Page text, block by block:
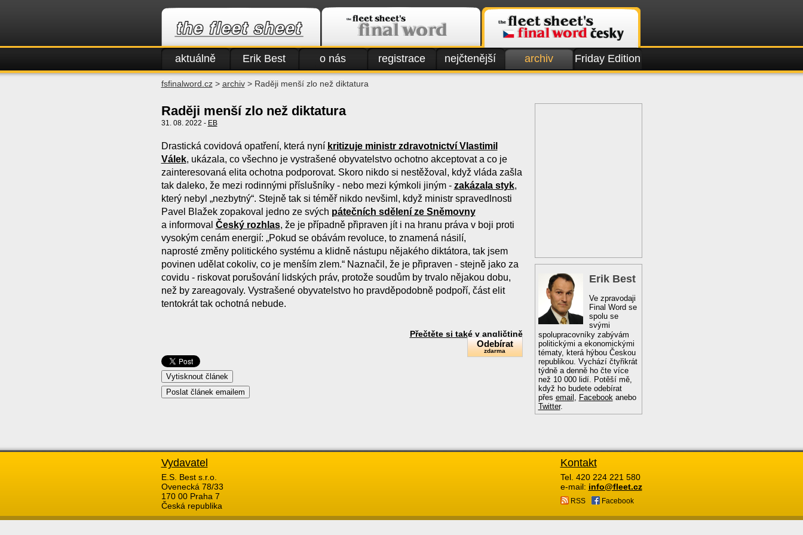
aktuálně Erik Best o nás registrace nejčtenější archiv Friday Edition
fsfinalword.cz> archiv> Raději menší zlo než diktatura
Raději menší zlo než diktatura
31. 08. 2022 - EB
Drastická covidová opatření, která nyní kritizuje ministr zdravotnictví Vlastimil
Válek, ukázala, co všechno je vystrašené obyvatelstvo ochotno akceptovat a co je
zainteresovaná elita ochotna podporovat. Skoro nikdo si nestěžoval, když vláda zašla
tak daleko, že mezi rodinnými příslušníky - nebo mezi kýmkoli jiným - zakázala styk,
který nebyl „nezbytný“. Stejně tak si téměř nikdo nevšiml, když ministr spravedlnosti
Pavel Blažek zopakoval jedno ze svých pátečních sdělení ze Sněmovny
a informoval Český rozhlas, že je případně připraven jít i na hranu práva v boji proti
vysokým cenám energií: „Pokud se obávám revoluce, to znamená násilí,
naprosté změny politického systému a klidně nástupu nějakého diktátora, tak jsem
povinen udělat cokoliv, co je menším zlem.“ Naznačil, že je připraven - stejně jako za
covidu - riskovat porušování lidských práv, protože soudům by trvalo nějakou dobu,
než by zareagovaly. Vystrašené obyvatelstvo ho pravděpodobně podpoří, část elit
tentokrát tak ochotná nebude.
Přečtěte si také v angličtině
Odebírat
zdarma
Erik Best
Ve zpravodaji
Final Word se
spolu se
svými
spolupracovníky zabývám
politickými a ekonomickými
tématy, která hýbou Českou
republikou. Vychází čtyřikrát
týdně a denně ho čte více
než 10 000 lidí. Potěší mě,
když ho budete odebírat
přes email , Facebookanebo
Twitter.
Kontakt
Tel. 420 224 221 580
e-mail: info@fleet.cz
RSS Facebook
Vydavatel
E.S. Best s.r.o.
Ovenecká 78/33
170 00 Praha 7
Česká republika